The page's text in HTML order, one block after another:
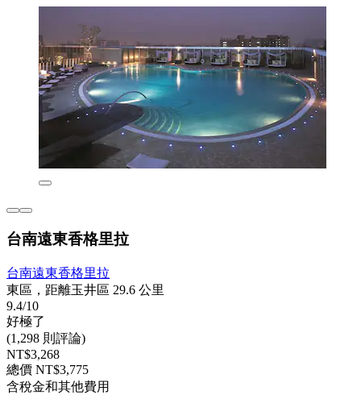
台南遠東香格里拉
台南遠東香格里拉
東區，距離玉井區 29.6 公里
9.4/10
好極了
(1,298 則評論)
NT$3,268
總價 NT$3,775
含稅金和其他費用